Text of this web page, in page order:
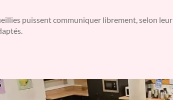
puissent communiquer librement, selon leur